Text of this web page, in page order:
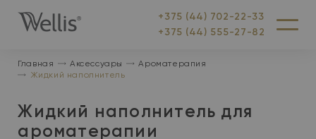
На
+375 (44) 702-22-33
+375 (44) 555-27-82
Меню
Главная Аксессуары
Ароматерапия
Жидкий наполнитель
Жидкий наполнитель для
ароматерапии